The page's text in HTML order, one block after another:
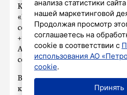
Как сообщил синоптик
«Максе», температура
составит +19…+21°, в
+17…+22°. Ветер
Атмосферное давление
составит 748 мм рт. ст.,
В четверг
кратковременные дожди:
анализа статистики
нашей маркетинговой
Продолжая просмотр
соглашаетесь на
cookie в соответствии с
использования АО
cookie.
Принять